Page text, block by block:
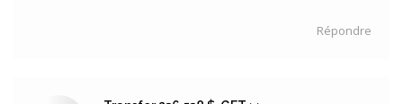
Répondre